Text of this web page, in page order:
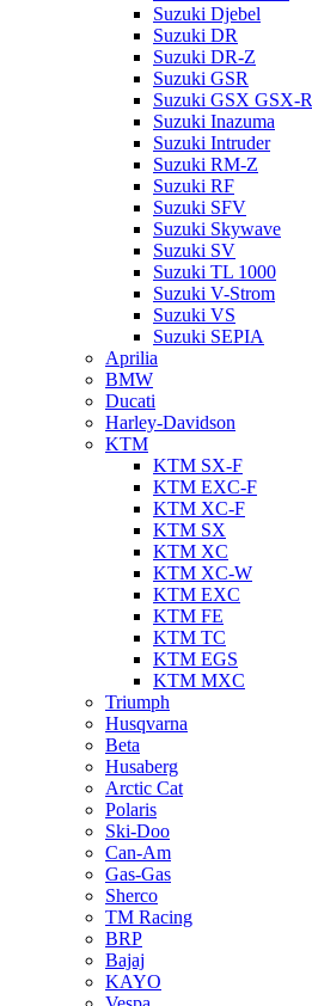
Suzuki Djebel
Suzuki DR
Suzuki DR-Z
Suzuki GSR
Suzuki GSX GSX-R
Suzuki Inazuma
Suzuki Intruder
Suzuki RM-Z
Suzuki RF
Suzuki SFV
Suzuki Skywave
Suzuki SV
Suzuki TL 1000
Suzuki V-Strom
Suzuki VS
Suzuki SEPIA
Aprilia
BMW
Ducati
Harley-Davidson
KTM
KTM SX-F
KTM EXC-F
KTM XC-F
KTM SX
KTM XC
KTM XC-W
KTM EXC
KTM FE
KTM TC
KTM EGS
KTM MXC
Triumph
Husqvarna
Beta
Husaberg
Arctic Cat
Polaris
Ski-Doo
Can-Am
Gas-Gas
Sherco
TM Racing
BRP
Bajaj
KAYO